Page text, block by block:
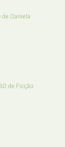
de Daniela
de Ficção